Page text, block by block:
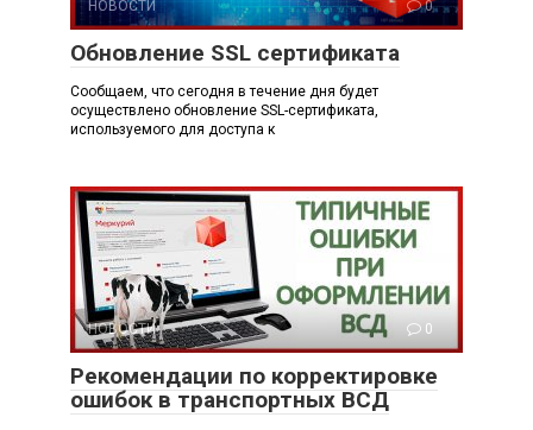
НОВОСТИ 0
Обновление SSL сертификата
Сообщаем, что сегодня в течение дня будет
осуществлено обновление SSL-сертификата,
используемого для доступа к
НОВОСТИ 0
Рекомендации по корректировке
ошибок в транспортных ВСД